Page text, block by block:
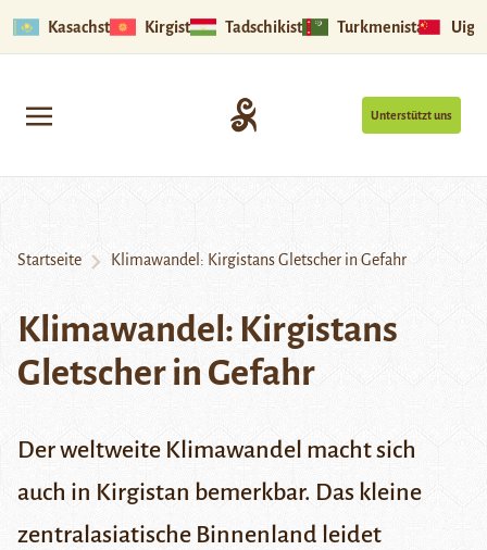
Kasachstan Kirgistan Tadschikistan Turkmenistan
Unterstützt uns
Startseite Klimawandel: Kirgistans Gletscher in Gefahr
Klimawandel: Kirgistans
Gletscher in Gefahr
Der weltweite Klimawandel macht sich
auch in Kirgistan bemerkbar. Das kleine
zentralasiatische Binnenland leidet